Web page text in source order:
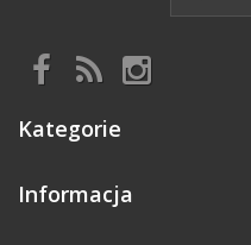
Kategorie
Informacja